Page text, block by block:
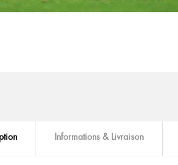
Informations & Livraison